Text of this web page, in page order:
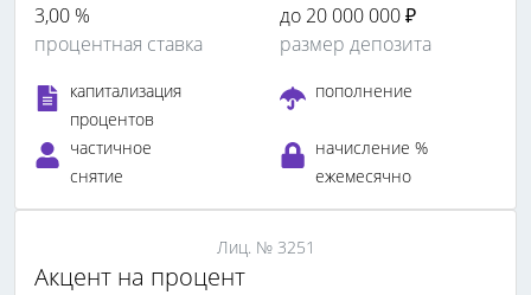
3,00 %
процентная ставка
до 20 000 000 ₽
размер депозита
капитализация
процентов
пополнение
частичное
снятие
начисление %
ежемесячно
Лиц. № 3251
Акцент на процент